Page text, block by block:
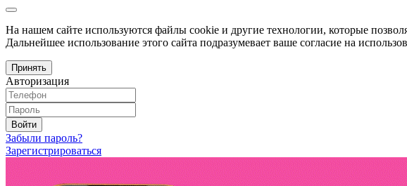
На нашем сайте используются файлы cookie и другие технологии, которые
Дальнейшее использование этого сайта подразумевает ваше согласие на
Принять
Авторизация
Войти
Забыли пароль?
Зарегистрироваться